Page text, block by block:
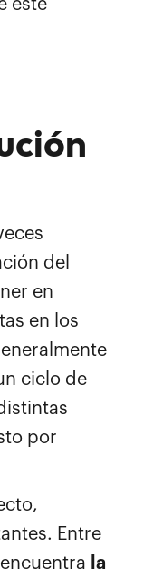
este
del
en
en los
ciclo de
por
Entre
la